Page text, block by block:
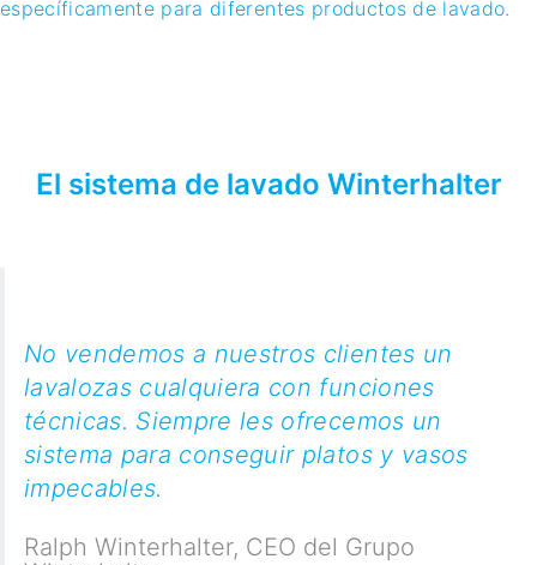
El sistema de lavado Winterhalter
No vendemos a nuestros clientes un
lavalozas cualquiera con funciones
técnicas. Siempre les ofrecemos un
sistema para conseguir platos y vasos
impecables.
Ralph Winterhalter, CEO del Grupo